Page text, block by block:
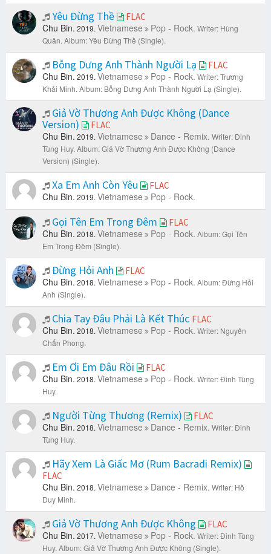
Yêu Đừng Thề FLAC
Chu Bin. 2019. Vietnamese Pop - Rock. Writer: Hùng
Quân. Album: Yêu Đừng Thề (Single).
Bỗng Dưng Anh Thành Người Lạ FLAC
Chu Bin. 2019. Vietnamese Pop - Rock. Writer: Trương
Khải Minh. Album: Bỗng Dưng Anh Thành Người Lạ (Single).
Giả Vờ Thương Anh Được Không (Dance
Version)
FLAC
Chu Bin. 2019. Vietnamese Dance - Remix. Writer: Đinh
Tùng Huy. Album: Giả Vờ Thương Anh Được Không (Dance
Version) (Single).
Xa Em Anh Còn Yêu FLAC
Chu Bin. 2019. Vietnamese Pop - Rock.
Gọi Tên Em Trong Đêm FLAC
Chu Bin. 2018. Vietnamese Pop - Rock. Album: Gọi Tên
Em Trong Đêm (Single).
Đừng Hỏi Anh FLAC
Chu Bin. 2018. Vietnamese Pop - Rock. Album: Đừng Hỏi
Anh (Single).
Chia Tay Đâu Phải Là Kết Thúc FLAC
Chu Bin. 2018. Vietnamese Pop - Rock. Writer: Nguyên
Chấn Phong.
Em Ơi Em Đâu Rồi FLAC
Chu Bin. 2018. Vietnamese Pop - Rock. Writer: Đinh Tùng
Huy.
Người Từng Thương (Remix) FLAC
Chu Bin. 2018. Vietnamese Dance - Remix. Writer: Đinh
Tùng Huy.
Hãy Xem Là Giấc Mơ (Rum Bacradi Remix)
FLAC
Chu Bin. 2018. Vietnamese Dance - Remix. Writer: Hồ
Duy Minh.
Giả Vờ Thương Anh Được Không FLAC
Chu Bin. 2017. Vietnamese Pop - Rock. Writer: Đinh Tùng
Huy. Album: Giả Vờ Thương Anh Được Không (Single).